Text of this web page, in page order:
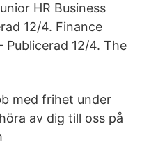
HR Business
12/4. Finance
Publicerad 12/4. The
med frihet under
av dig till oss på